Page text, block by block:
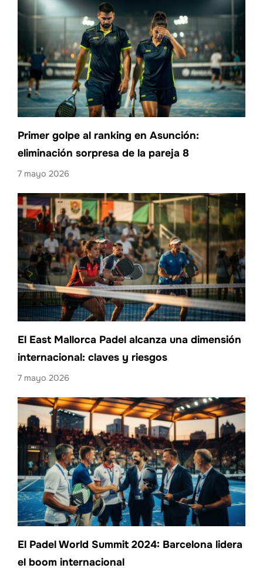
Primer golpe al ranking en Asunción:
eliminación sorpresa de la pareja 8
7 mayo 2026
El East Mallorca Padel alcanza una dimensión
internacional: claves y riesgos
7 mayo 2026
El Padel World Summit 2024: Barcelona lidera
el boom internacional